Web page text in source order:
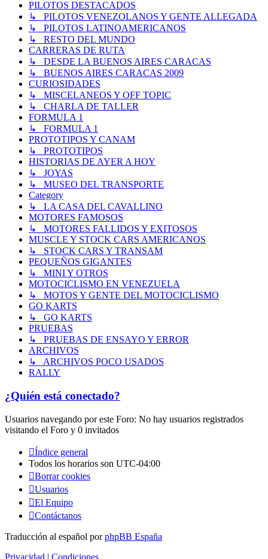
PILOTOS DESTACADOS
↳ PILOTOS VENEZOLANOS Y GENTE ALLEGADA
↳ PILOTOS LATINOAMERICANOS
↳ RESTO DEL MUNDO
CARRERAS DE RUTA
↳ DESDE LA BUENOS AIRES CARACAS
↳ BUENOS AIRES CARACAS 2009
CURIOSIDADES
↳ MISCELANEOS Y OFF TOPIC
↳ CHARLA DE TALLER
FORMULA 1
↳ FORMULA 1
PROTOTIPOS Y CANAM
↳ PROTOTIPOS
HISTORIAS DE AYER A HOY
↳ JOYAS
↳ MUSEO DEL TRANSPORTE
Category
↳ LA CASA DEL CAVALLINO
MOTORES FAMOSOS
↳ MOTORES FALLIDOS Y EXITOSOS
MUSCLE Y STOCK CARS AMERICANOS
↳ STOCK CARS Y TRANSAM
PEQUEÑOS GIGANTES
↳ MINI Y OTROS
MOTOCICLISMO EN VENEZUELA
↳ MOTOS Y GENTE DEL MOTOCICLISMO
GO KARTS
↳ GO KARTS
PRUEBAS
↳ PRUEBAS DE ENSAYO Y ERROR
ARCHIVOS
↳ ARCHIVOS POCO USADOS
RALLY
¿Quién está conectado?
Usuarios navegando por este Foro: No hay usuarios registrados
visitando el Foro y 0 invitados
Índice general
Todos los horarios son UTC-04:00
Borrar cookies
Usuarios
El Equipo
Contáctanos
Traducción al español porphpBB España
Privacidad | Condiciones